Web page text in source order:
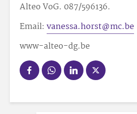
Alteo VoG. 087/596136.
Email: vanessa.horst@mc.be
www-alteo-dg.be